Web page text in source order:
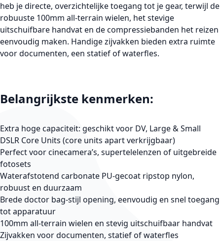
heb je directe, overzichtelijke toegang tot je gear, terwijl de
robuuste 100mm all-terrain wielen, het stevige
uitschuifbare handvat en de compressiebanden het reizen
eenvoudig maken. Handige zijvakken bieden extra ruimte
voor documenten, een statief of waterfles.
Belangrijkste kenmerken:
Extra hoge capaciteit: geschikt voor DV, Large & Small
DSLR Core Units (core units apart verkrijgbaar)
Perfect voor cinecamera’s, supertelelenzen of uitgebreide
fotosets
Waterafstotend carbonate PU-gecoat ripstop nylon,
robuust en duurzaam
Brede doctor bag-stijl opening, eenvoudig en snel toegang
tot apparatuur
100mm all-terrain wielen en stevig uitschuifbaar handvat
Zijvakken voor documenten, statief of waterfles